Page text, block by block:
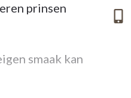
prinsen
smaak kan